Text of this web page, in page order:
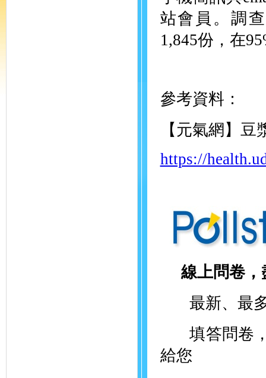
站會員。調
1,845份，在
參考資料：
【元氣網】
https://
線上問卷，
最新、最多
填答問卷，
給您